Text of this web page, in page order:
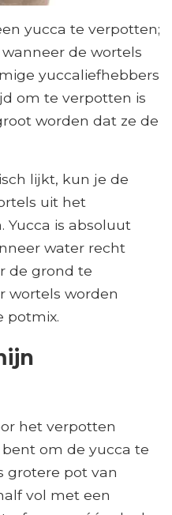
​​yucca te verpotten;
de wortels
yuccaliefhebbers
om te verpotten is
worden dat ze de
lijkt, kun je de
uit het
Yucca is absoluut
water recht
de grond te
wortels worden
potmix.
het verpotten
om de yucca te
grotere pot van
vol met een